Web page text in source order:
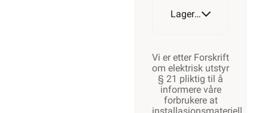
Lagerstatus
Vi er etter Forskrift
om elektrisk utstyr
§ 21 pliktig til å
informere våre
forbrukere at